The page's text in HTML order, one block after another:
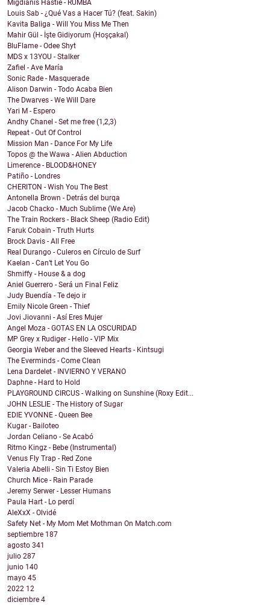
Migdianis Hastie - RUMBA
Louis Sab - ¿Qué Vas a Hacer Tú? (feat. Sakin)
Kavita Baliga - Will You Miss Me Then
Mahir Gül - İşte Gidiyorum (Hoşçakal)
BluFlame - Odee Shyt
MDS x 13YOU - Stalker
Zafiel - Ave María
Sonic Rade - Masquerade
Alison Darwin - Todo Acaba Bien
The Dwarves - We Will Dare
Yari M - Espero
Andhy Chanel - Set me free (1,2,3)
Repeat - Out Of Control
Mission Man - Dance For My Life
Topos @ the Wawa - Alien Abduction
Limerence - BLOOD&HONEY
Patiño - Londres
CHERITON - Wish You The Best
Antonella Brown - Detrás del burqa
Jacob Chacko - Much Sublime (We Are)
The Train Rockers - Black Sheep (Radio Edit)
Faruk Cobain - Truth Hurts
Brock Davis - All Free
Real Durango - Culeros en Círculo de Surf
Kaelan - Can’t Let You Go
Shmiffy - House & a dog
Aniel Guerrero - Será un Final Feliz
Judy Buendía - Te dejo ir
Emily Nicole Green - Thief
Jovi Jiovanni - Así Eres Mujer
Angel Moza - GOTAS EN LA OSCURIDAD
MP Grey x Rudiger - Hello - VIP Mix
Georgia Weber and the Sleeved Hearts - Kintsugi
The Everminds - Come Clean
Lena Dardelet - INVIERNO Y VERANO
Daphne - Hard to Hold
PLAYGROUND CIRCUS - Walking on Sunshine (Roxy Edit...
JOHN LESLIE - The History of Sugar
EDIE YVONNE - Queen Bee
Kugar - Bailoteo
Jordan Celiano - Se Acabó
Ritmo Kingz - Bebe (Instrumental)
Venus Fly Trap - Red Zone
Valeria Abelli - Sin Ti Estoy Bien
Church Mice - Rain Parade
Jeremy Serwer - Lesser Humans
Paula Hart - Lo perdí
AleXxX - Olvidé
Safety Net - My Mom Met Mothman On Match.com
septiembre 187
agosto 341
julio 287
junio 140
mayo 45
2022 12
diciembre 4